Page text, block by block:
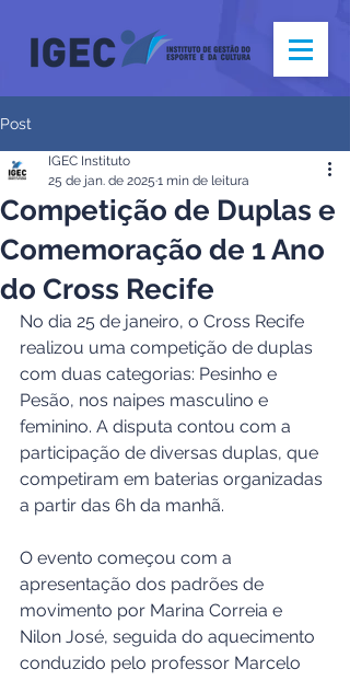
Post
Competição de Duplas e
Comemoração de 1 Ano
do Cross Recife
IGEC Instituto
25 de jan. de 2025 1 min de leitura
No dia 25 de janeiro, o Cross Recife
realizou uma competição de duplas
com duas categorias: Pesinho e
Pesão, nos naipes masculino e
feminino. A disputa contou com a
participação de diversas duplas, que
competiram em baterias organizadas
a partir das 6h da manhã.
O evento começou com a
apresentação dos padrões de
movimento por Marina Correia e
Nilon José, seguida do aquecimento
conduzido pelo professor Marcelo